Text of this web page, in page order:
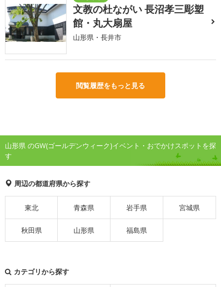
文教の杜ながい 長沼孝三彫塑
館・丸大扇屋
山形県・長井市
閲覧履歴をもっと見る
山形県 のGW(ゴールデンウィーク)イベント・おでかけスポットを探
す
周辺の都道府県から探す
東北 青森県 岩手県 宮城県
秋田県 山形県 福島県
カテゴリから探す